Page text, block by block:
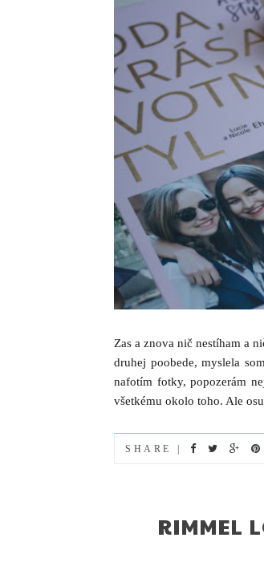
Zas a znova nič nestíham a
druhej poobede, myslela
nafotím fotky, popozerám
všetkému okolo toho. Ale
SHARE |
RIMMEL